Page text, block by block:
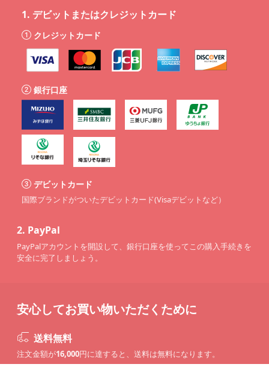
1. デビットまたはクレジットカード
クレジットカード
銀行口座
デビットカード
国際ブランドがついたデビットカード(Visaデビットなど）
2. PayPal
PayPalアカウントを開設して、銀行口座を使ってこの購入手続きを
安全に完了しましょう。
安心してお買い物いただくために
送料無料
注文金額が16,000円に達すると、送料は無料になります。